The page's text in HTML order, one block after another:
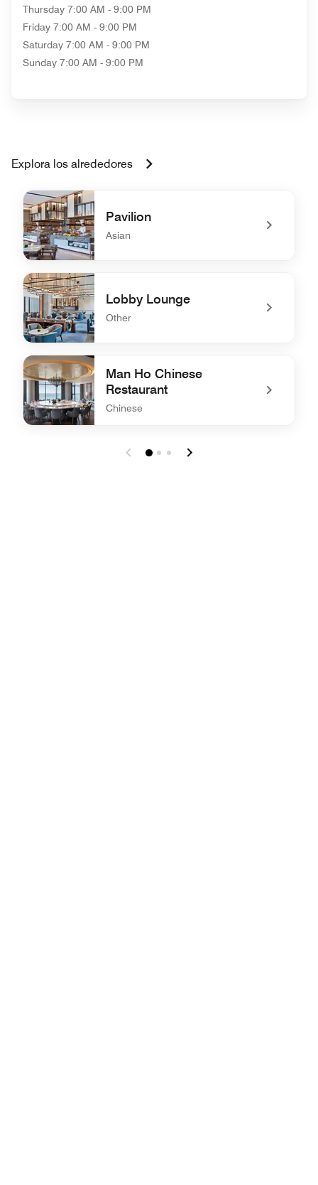
Thursday 7:00 AM - 9:00 PM
Friday 7:00 AM - 9:00 PM
Saturday 7:00 AM - 9:00 PM
Sunday 7:00 AM - 9:00 PM
Explora los alrededores
Pavilion
Asian
undefined Pavilion
Lobby Lounge
Other
undefined Lobby Lounge
Man Ho Chinese
Restaurant
Chinese
undefined Man Ho Chinese Restaurant